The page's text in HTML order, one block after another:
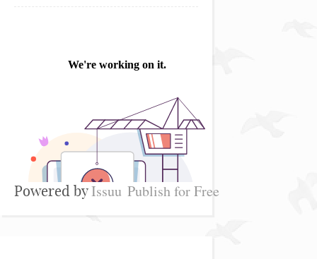
Powered byIssuu Publish for Free